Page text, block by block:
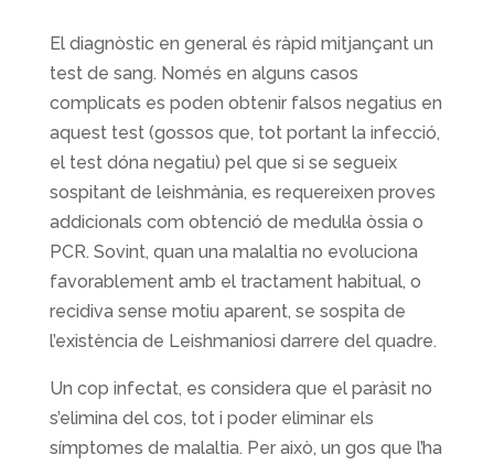
El diagnòstic en general és ràpid mitjançant un
test de sang. Només en alguns casos
complicats es poden obtenir falsos negatius en
aquest test (gossos que, tot portant la infecció,
el test dóna negatiu) pel que si se segueix
sospitant de leishmània, es requereixen proves
addicionals com obtenció de medul·la òssia o
PCR. Sovint, quan una malaltia no evoluciona
favorablement amb el tractament habitual, o
recidiva sense motiu aparent, se sospita de
l’existència de Leishmaniosi darrere del quadre.
Un cop infectat, es considera que el paràsit no
s’elimina del cos, tot i poder eliminar els
símptomes de malaltia. Per això, un gos que l’ha